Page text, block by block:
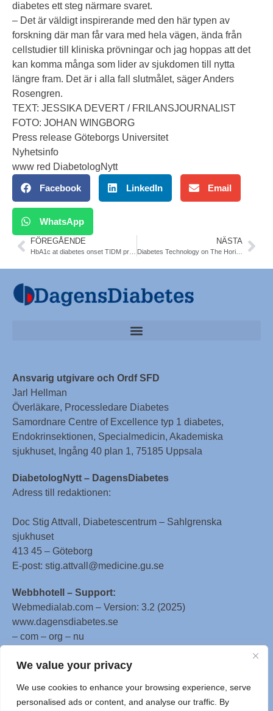
We value your privacy
We use cookies to enhance your browsing experience, serve
personalised ads or content, and analyse our traffic. By
diabetes ett steg närmare svaret.
– Det är väldigt inspirerande med den här typen av
forskning där man får vara med hela vägen, ända från
cellstudier till kliniska prövningar och jag hoppas att det
kan komma många som lider av sjukdomen till nytta
längre fram. Det är i alla fall slutmålet, säger Anders
Rosengren.
TEXT: JESSIKA DEVERT / FRILANSJOURNALIST
FOTO: JOHAN WINGBORG
Press release Göteborgs Universitet
Nyhetsinfo
www red DiabetologNytt
Facebook LinkedIn Email
WhatsApp
FÖREGÅENDE NÄSTA
Diabetes Technology on The Horizon 2020
Ansvarig utgivare och Ordf SFD
Jarl Hellman
Överläkare, Processledare Diabetes
Samordnare Centre of Excellence typ 1 diabetes,
Endokrinsektionen, Specialmedicin, Akademiska
sjukhuset, Ingång 40 plan 1, 75185 Uppsala
DiabetologNytt – DagensDiabetes
Adress till redaktionen:
Doc Stig Attvall, Diabetescentrum – Sahlgrenska
sjukhuset
413 45 – Göteborg
E-post: stig.attvall@medicine.gu.se
Webbhotell – Support:
Webmedialab.com – Version: 3.2 (2025)
www.dagensdiabetes.se
– com – org – nu
All material on this website
WebMD LLC. This website also contains material
copyrighted by 3rd parties.